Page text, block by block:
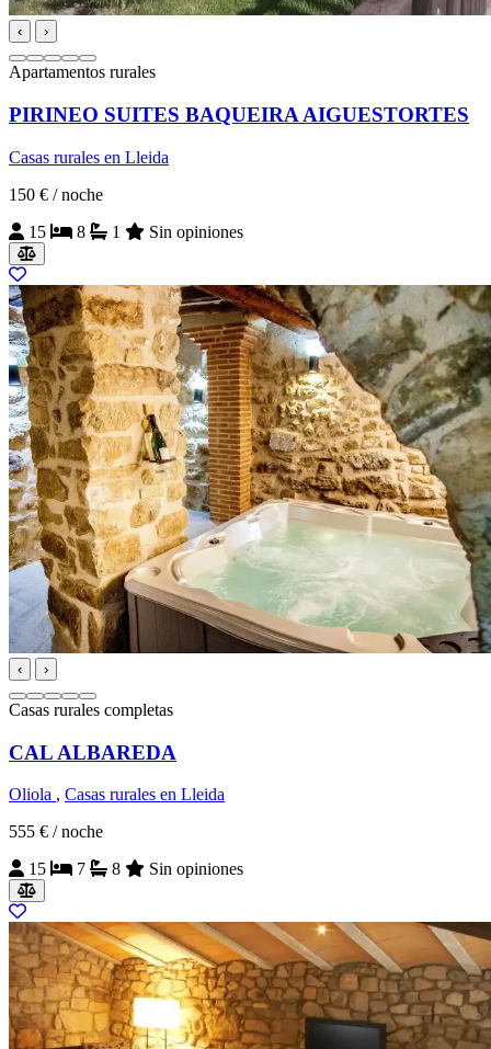
‹ ›
Apartamentos rurales
PIRINEO SUITES BAQUEIRA AIGUESTORTES
Casas rurales en Lleida
150 € / noche
15
8 1 Sin opiniones
‹ ›
Casas rurales completas
CAL ALBAREDA
Oliola , Casas rurales en Lleida
555 € / noche
15
7 8 Sin opiniones